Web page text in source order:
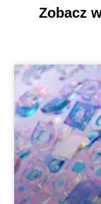
Zobacz